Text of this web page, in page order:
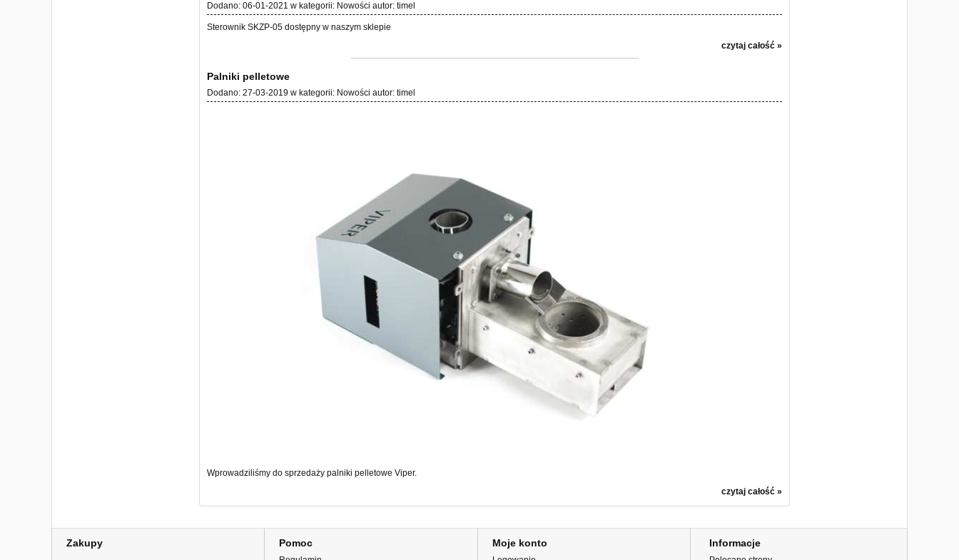
Dodano: 06-01-2021 w kategorii: Nowości autor: timel
Sterownik SKZP-05 dostępny w naszym sklepie
czytaj całość »
Palniki pelletowe
Dodano: 27-03-2019 w kategorii: Nowości autor: timel
Wprowadziliśmy do sprzedaży palniki pelletowe Viper.
czytaj całość »
Zakupy Pomoc Moje konto Informacje